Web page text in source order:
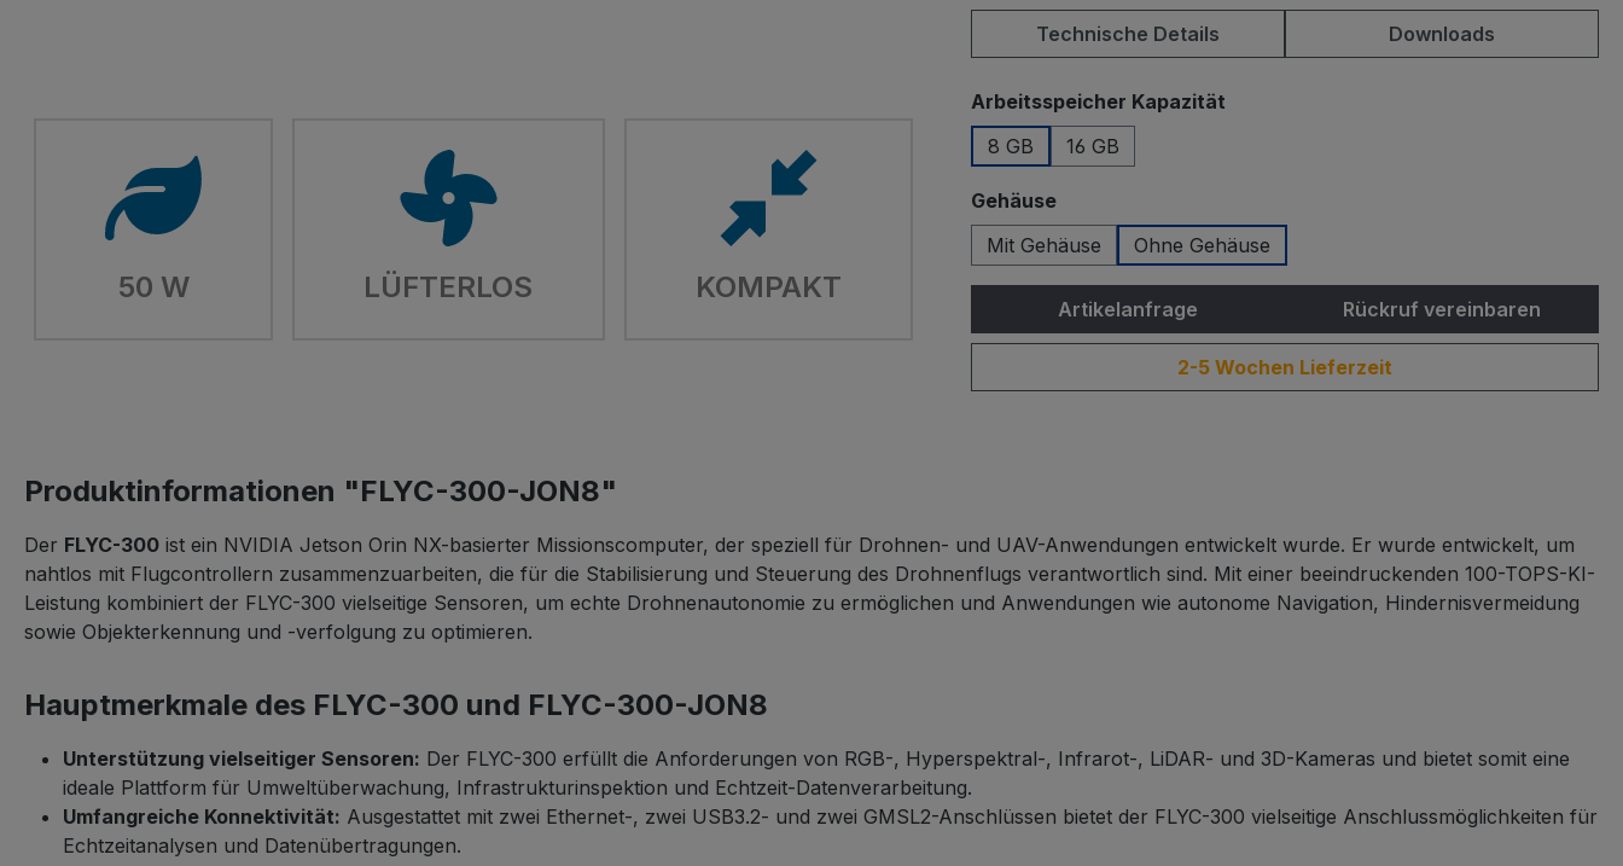
50 W LÜFTERLOS KOMPAKT
Technische Details Downloads
Arbeitsspeicher Kapazität
8 GB
16 GB
Gehäuseauswählen
Mit Gehäuse
Ohne Gehäuse
Artikelanfrage Rückruf vereinbaren
2-5 Wochen Lieferzeit
Produktinformationen "FLYC-300-JON8"
Der FLYC-300 ist ein NVIDIA Jetson Orin NX-basierter Missionscomputer, der speziell für Drohnen- und UAV-Anwendungen entwickelt wurde. Er wurde entwickelt, um
nahtlos mit Flugcontrollern zusammenzuarbeiten, die für die Stabilisierung und Steuerung des Drohnenflugs verantwortlich sind. Mit einer beeindruckenden 100-TOPS-KI-
Leistung kombiniert der FLYC-300 vielseitige Sensoren, um echte Drohnenautonomie zu ermöglichen und Anwendungen wie autonome Navigation, Hindernisvermeidung
sowie Objekterkennung und -verfolgung zu optimieren.
Hauptmerkmale des FLYC-300 und FLYC-300-JON8
Unterstützung vielseitiger Sensoren: Der FLYC-300 erfüllt die Anforderungen von RGB-, Hyperspektral-, Infrarot-, LiDAR- und 3D-Kameras und bietet somit eine
ideale Plattform für Umweltüberwachung, Infrastrukturinspektion und Echtzeit-Datenverarbeitung.
Umfangreiche Konnektivität: Ausgestattet mit zwei Ethernet-, zwei USB3.2- und zwei GMSL2-Anschlüssen bietet der FLYC-300 vielseitige Anschlussmöglichkeiten für
Echtzeitanalysen und Datenübertragungen.